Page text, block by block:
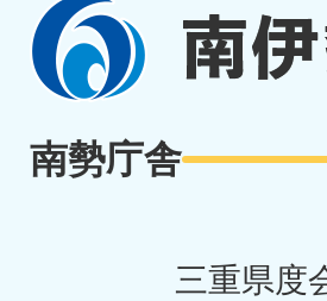
南勢庁舎
三重県度